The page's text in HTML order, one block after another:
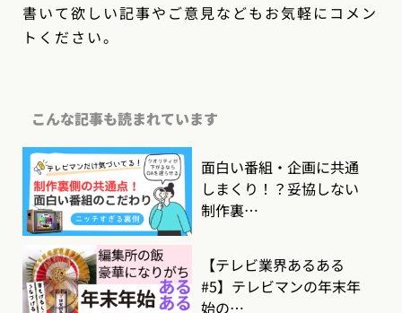
書いて欲しい記事やご意見などもお気軽にコメン
トください。
こんな記事も読まれています
面白い番組・企画に共通
しまくり！？妥協しない
制作裏…
【テレビ業界あるある
#5】テレビマンの年末年
始の…